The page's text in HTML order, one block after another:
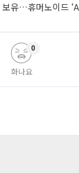
유…휴머노이드
화나요
0